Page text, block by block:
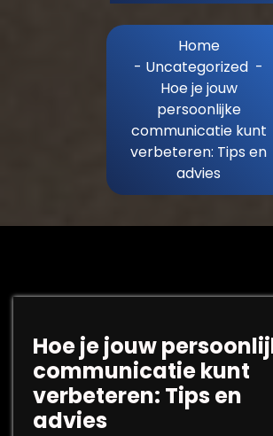
Home
- Uncategorized -
Hoe je jouw
persoonlijke
communicatie kunt
verbeteren: Tips en
advies
Hoe je jouw
communicatie kunt
verbeteren: Tips en
advies